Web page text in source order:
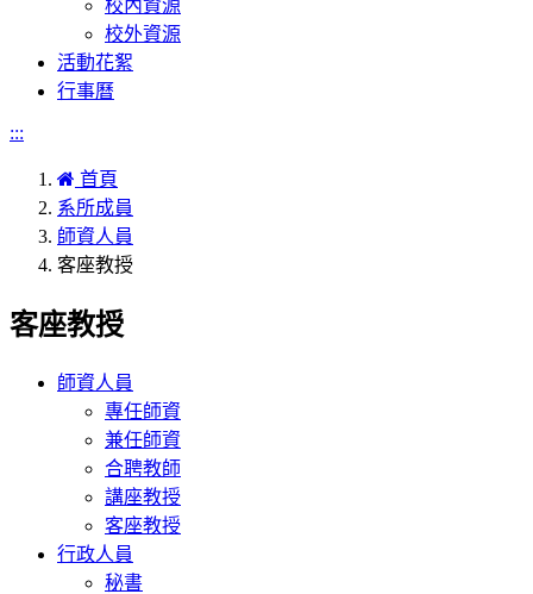
校內資源
校外資源
活動花絮
行事曆
:::
首頁
系所成員
師資人員
客座教授
客座教授
師資人員
專任師資
兼任師資
合聘教師
講座教授
客座教授
行政人員
秘書